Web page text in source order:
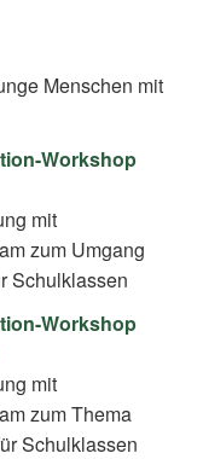
Menschen mit
Workshop
mit
zum Umgang
Schulklassen
Workshop
mit
zum Thema
Schulklassen